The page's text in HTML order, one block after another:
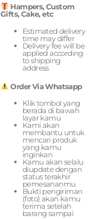
Hampers, Custom
Gifts, Cake, etc
Estimated delivery
time may differ
Delivery fee will be
applied according
to shipping
address
Order Via Whatsapp
Klik tombol yang
berada di bawah
layar kamu
Kami akan
membantu untuk
mencari produk
yang kamu
inginkan
Kamu akan selalu
diupdate dengan
status terakhir
pemesananmu
Bukti pengiriman
(foto) akan kamu
terima setelah
barang sampai